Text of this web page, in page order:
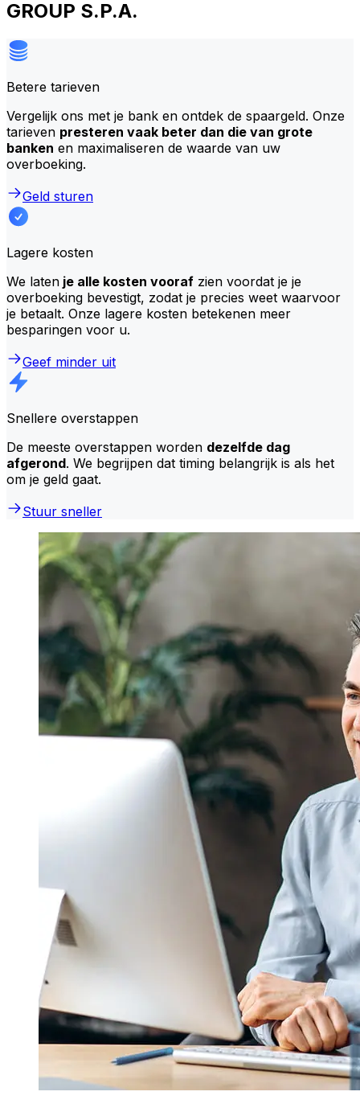
GROUP S.P.A.
Betere tarieven
Vergelijk ons met je bank en ontdek de spaargeld. Onze
tarieven presteren vaak beter dan die van grote
banken en maximaliseren de waarde van uw
overboeking.
Geld sturen
Lagere kosten
We laten je alle kosten vooraf zien voordat je je
overboeking bevestigt, zodat je precies weet waarvoor
je betaalt. Onze lagere kosten betekenen meer
besparingen voor u.
Geef minder uit
Snellere overstappen
De meeste overstappen worden dezelfde dag
afgerond. We begrijpen dat timing belangrijk is als het
om je geld gaat.
Stuur sneller